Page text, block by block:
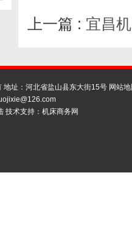
上一篇 : 宜昌
地址：河北省盐山县东大街15号 网站
技术支持： 机床商务网